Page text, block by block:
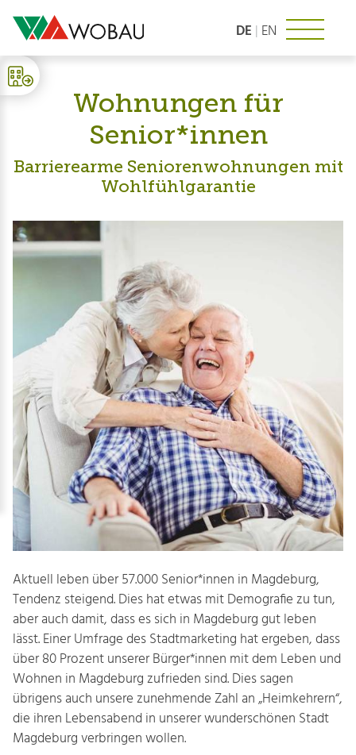
Inhalt
DE | EN
Wohnungen für
Senior*innen
Barrierearme Seniorenwohnungen mit
Wohlfühlgarantie
Aktuell leben über 57.000 Senior*innen in Magde­burg,
Tendenz steigend. Dies hat etwas mit Demo­grafie zu tun,
aber auch damit, dass es sich in Magde­burg gut leben
lässt. Einer Umfrage des Stadt­marke­ting hat ergeben, dass
über 80 Prozent unserer Bürger*innen mit dem Leben und
Wohnen in Magde­burg zufrieden sind. Dies sagen
übrigens auch unsere zunehmende Zahl an „Heimkehrern“,
die ihren Lebens­abend in unserer wunder­schönen Stadt
Magde­burg verbringen wollen.